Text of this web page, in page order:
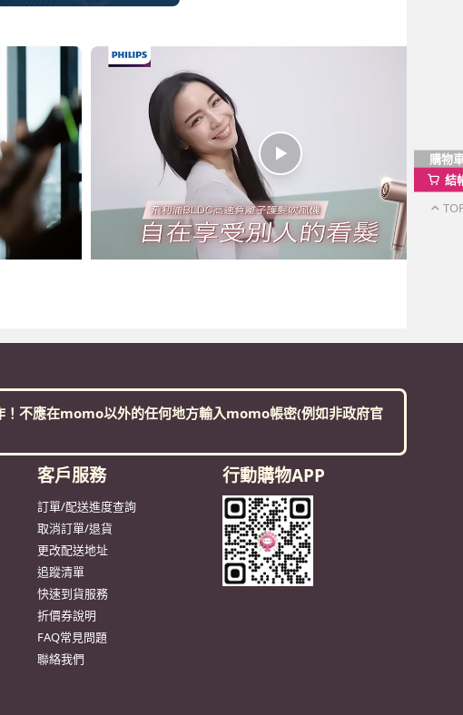
購物
結
不應在momo以外的任何地方輸入momo帳密(例如非政府官
客戶服務
訂單/配送進度查詢
取消訂單/退貨
更改配送地址
追蹤清單
快速到貨服務
折價券說明
FAQ常見問題
聯絡我們
行動購物APP